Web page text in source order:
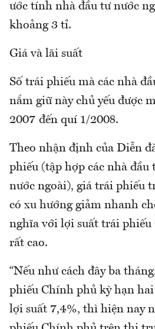
ước tính nhà đầu tư nước
khoảng 3 tỉ.
Giá và lãi suất
Số trái phiếu mà các nhà
nắm giữ này chủ yếu được
2007 đến quí 1/2008.
Theo nhận định của Diễn
phiếu (tập hợp các nhà đầu
nước ngoài), giá trái phiếu
có xu hướng giảm nhanh
nghĩa với lợi suất trái
rất cao.
“Nếu như cách đây ba
phiếu Chính phủ kỳ hạn
lợi suất 7,4%, thì hiện nay